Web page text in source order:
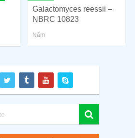
Galactomyces reessii –
NBRC 10823
Nấm